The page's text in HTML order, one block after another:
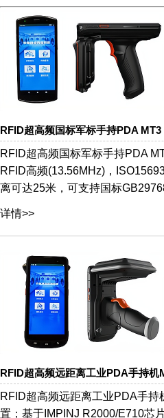
RFID超高频国标军标手持PDA MT3
RFID超高频国标军标手持PDA
RFID高频(13.56MHz)，
离可达25米，可支持国标
详情>>
RFID超高频远距离工业PDA手持机
RFID超高频远距离工业PDA手
置；基于IMPINJ R2000/E710芯